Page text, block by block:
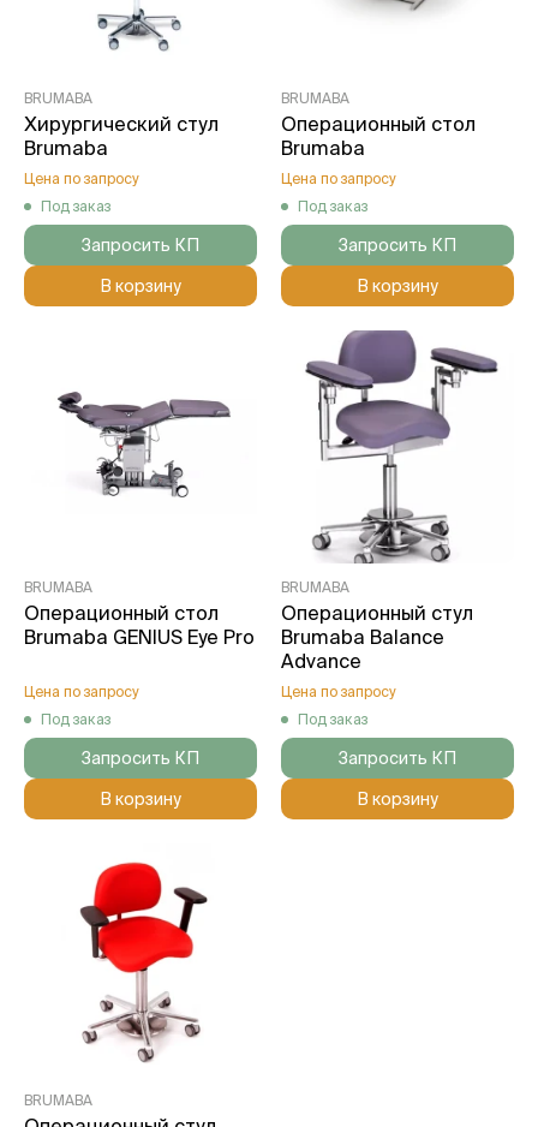
BRUMABA
Хирургический стул
Brumaba
Цена по запросу
Под заказ
Запросить КП
В корзину
BRUMABA
Операционный стол
Brumaba
Цена по запросу
Под заказ
Запросить КП
В корзину
BRUMABA
Операционный стол
Brumaba GENIUS Eye Pro
Цена по запросу
Под заказ
Запросить КП
В корзину
BRUMABA
Операционный стул
Brumaba Balance
Advance
Цена по запросу
Под заказ
Запросить КП
В корзину
BRUMABA